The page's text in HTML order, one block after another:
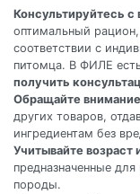
Консультируйтесь с
оптимальный
соответствии с
питомца. В ФИЛЕ
получить
Обращайте
других товаров,
ингредиентам без
Учитывайте возраст
предназначенные
породы.